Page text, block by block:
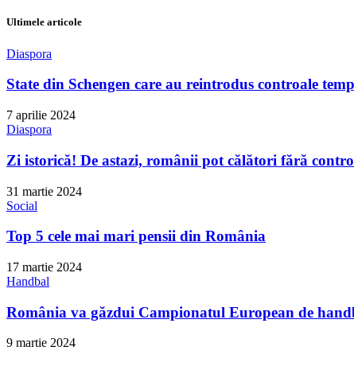
Ultimele articole
Diaspora
State din Schengen care au reintrodus controale
7 aprilie 2024
Diaspora
Zi istorică! De astazi, românii pot călători fără
31 martie 2024
Social
Top 5 cele mai mari pensii din România
17 martie 2024
Handbal
România va găzdui Campionatul European de
9 martie 2024